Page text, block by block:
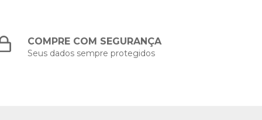
COMPRE COM SEGURANÇA
Seus dados sempre protegidos